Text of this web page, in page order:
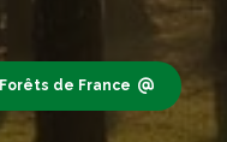
de France